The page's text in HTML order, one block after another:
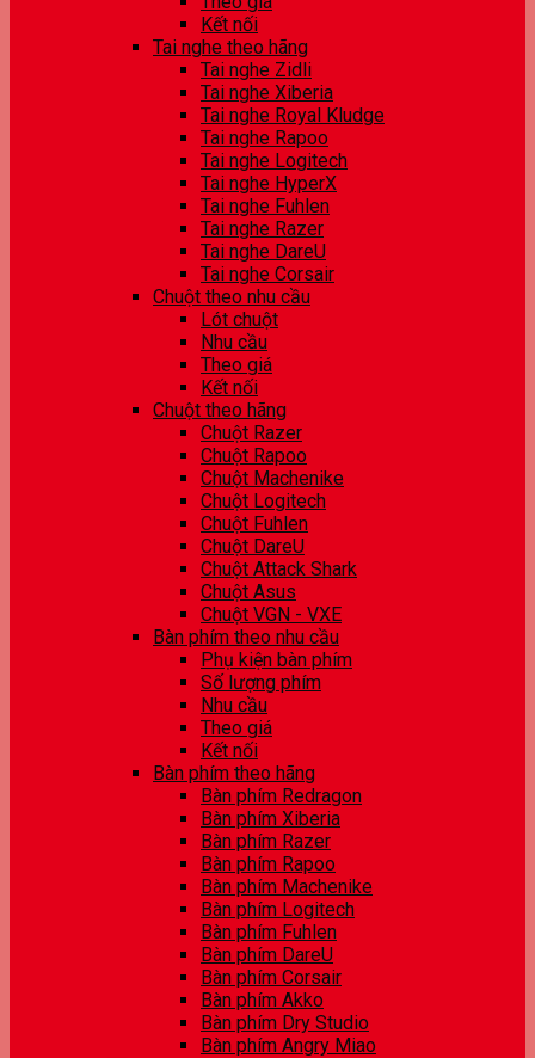
Kết nối
Tai nghe theo hãng
Tai nghe Zidli
Tai nghe Xiberia
Tai nghe Royal Kludge
Tai nghe Rapoo
Tai nghe Logitech
Tai nghe HyperX
Tai nghe Fuhlen
Tai nghe Razer
Tai nghe DareU
Tai nghe Corsair
Chuột theo nhu cầu
Lót chuột
Nhu cầu
Theo giá
Kết nối
Chuột theo hãng
Chuột Razer
Chuột Rapoo
Chuột Machenike
Chuột Logitech
Chuột Fuhlen
Chuột DareU
Chuột Attack Shark
Chuột Asus
Chuột VGN - VXE
Bàn phím theo nhu cầu
Phụ kiện bàn phím
Số lượng phím
Nhu cầu
Theo giá
Kết nối
Bàn phím theo hãng
Bàn phím Redragon
Bàn phím Xiberia
Bàn phím Razer
Bàn phím Rapoo
Bàn phím Machenike
Bàn phím Logitech
Bàn phím Fuhlen
Bàn phím DareU
Bàn phím Corsair
Bàn phím Akko
Bàn phím Dry Studio
Bàn phím Angry Miao